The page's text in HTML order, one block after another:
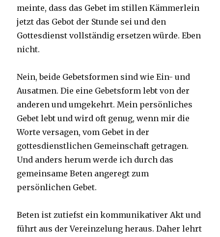
meinte, dass das Gebet im stillen Kämmerlein
jetzt das Gebot der Stunde sei und den
Gottesdienst vollständig ersetzen würde. Eben
nicht.
Nein, beide Gebetsformen sind wie Ein- und
Ausatmen. Die eine Gebetsform lebt von der
anderen und umgekehrt. Mein persönliches
Gebet lebt und wird oft genug, wenn mir die
Worte versagen, vom Gebet in der
gottesdienstlichen Gemeinschaft getragen.
Und anders herum werde ich durch das
gemeinsame Beten angeregt zum
persönlichen Gebet.
Beten ist zutiefst ein kommunikativer Akt und
führt aus der Vereinzelung heraus. Daher lehrt